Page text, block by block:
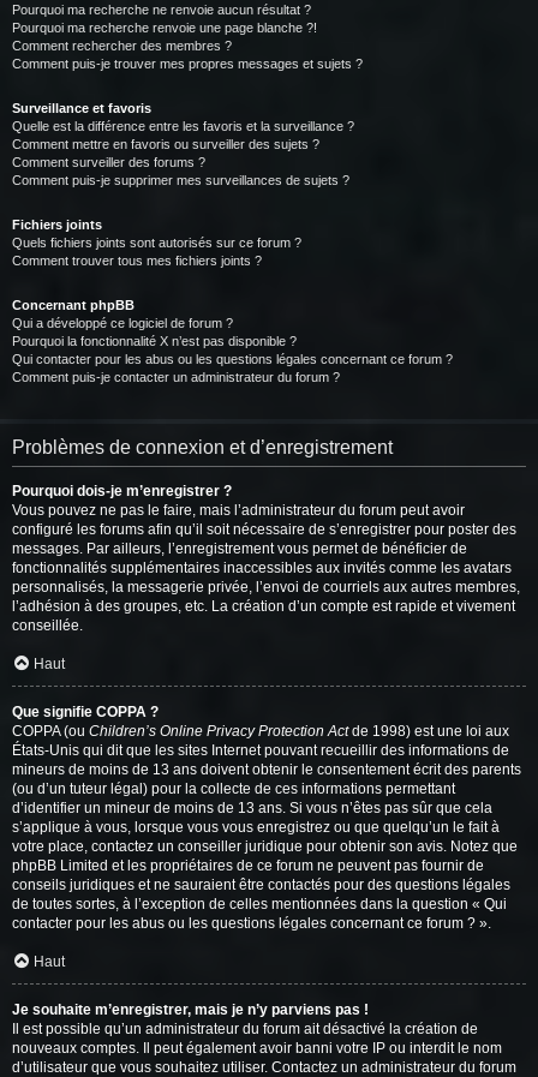
Pourquoi ma recherche ne renvoie aucun résultat ?
Pourquoi ma recherche renvoie une page blanche ?!
Comment rechercher des membres ?
Comment puis-je trouver mes propres messages et sujets ?
Surveillance et favoris
Quelle est la différence entre les favoris et la surveillance ?
Comment mettre en favoris ou surveiller des sujets ?
Comment surveiller des forums ?
Comment puis-je supprimer mes surveillances de sujets ?
Fichiers joints
Quels fichiers joints sont autorisés sur ce forum ?
Comment trouver tous mes fichiers joints ?
Concernant phpBB
Qui a développé ce logiciel de forum ?
Pourquoi la fonctionnalité X n’est pas disponible ?
Qui contacter pour les abus ou les questions légales concernant ce forum ?
Comment puis-je contacter un administrateur du forum ?
Problèmes de connexion et d’enregistrement
Pourquoi dois-je m’enregistrer ?
Vous pouvez ne pas le faire, mais l’administrateur du forum peut avoir
configuré les forums afin qu’il soit nécessaire de s’enregistrer pour poster des
messages. Par ailleurs, l’enregistrement vous permet de bénéficier de
fonctionnalités supplémentaires inaccessibles aux invités comme les avatars
personnalisés, la messagerie privée, l’envoi de courriels aux autres membres,
l’adhésion à des groupes, etc. La création d’un compte est rapide et vivement
conseillée.
Haut
Que signifie COPPA ?
COPPA (ou Children’s Online Privacy Protection Actde 1998) est une loi aux
États-Unis qui dit que les sites Internet pouvant recueillir des informations de
mineurs de moins de 13 ans doivent obtenir le consentement écrit des parents
(ou d’un tuteur légal) pour la collecte de ces informations permettant
d’identifier un mineur de moins de 13 ans. Si vous n’êtes pas sûr que cela
s’applique à vous, lorsque vous vous enregistrez ou que quelqu’un le fait à
votre place, contactez un conseiller juridique pour obtenir son avis. Notez que
phpBB Limited et les propriétaires de ce forum ne peuvent pas fournir de
conseils juridiques et ne sauraient être contactés pour des questions légales
de toutes sortes, à l’exception de celles mentionnées dans la question « Qui
contacter pour les abus ou les questions légales concernant ce forum ? ».
Haut
Je souhaite m’enregistrer, mais je n’y parviens pas !
Il est possible qu’un administrateur du forum ait désactivé la création de
nouveaux comptes. Il peut également avoir banni votre IP ou interdit le nom
d’utilisateur que vous souhaitez utiliser. Contactez un administrateur du forum